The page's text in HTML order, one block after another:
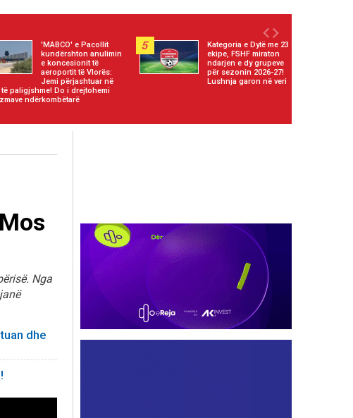
'MABCO' e Pacollit
kundërshton anulimin
e koncesionit të
aeroportit të Vlorës:
Jemi përjashtuar në
të paligjshme! Do i drejtohemi
ndërkombëtarë
5
Kategoria e Dytë me 23
ekipe, FSHF miraton
ndarjen e dy grupeve
për sezonin 2026-27!
Lushnja garon në veri
Nga
dhe